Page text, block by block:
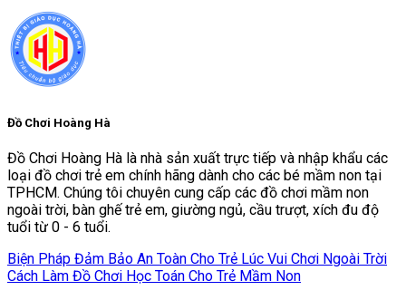
Đồ Chơi Hoàng Hà
Đồ Chơi Hoàng Hà là nhà sản xuất trực tiếp và nhập khẩu các
loại đồ chơi trẻ em chính hãng dành cho các bé mầm non tại
TPHCM. Chúng tôi chuyên cung cấp các đồ chơi mầm non
ngoài trời, bàn ghế trẻ em, giường ngủ, cầu trượt, xích đu độ
tuổi từ 0 - 6 tuổi.
Biện Pháp Đảm Bảo An Toàn Cho Trẻ Lúc Vui Chơi Ngoài Trời
Cách Làm Đồ Chơi Học Toán Cho Trẻ Mầm Non